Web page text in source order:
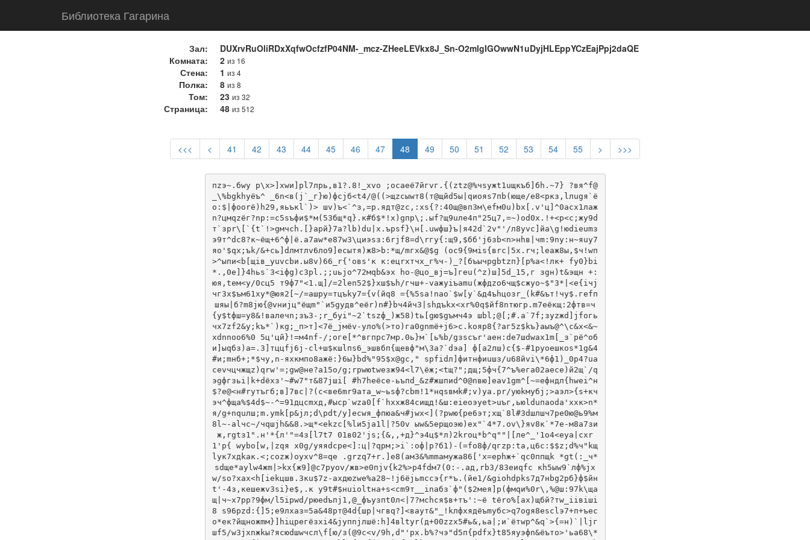
Библиотека Гагарина
Зал:
DUXrvRuOliRDxXqfwOcfzfP04NM-_mcz-ZHeeLEVkx8J_Sn-O2mlgIGOwwN1uDyjHLEppYCzEajPpj2daQE
Комната:
2 из 16
Стена: 1 из 4
Полка: 8 из 8
Том: 23 из 32
Страница: 48 из 512
<<< < 41 42 43 44 45 46 47 48 49 50 51 52 53 54 55 > >>>
пzэ~.бwy р\x>]xwи]pl7лрь,в1?.8!_xvo ;oсaeё7йгvг.{(ztz@%чsyжt1uщкъб]бh.~7} ?вя^f@
_\%bgkhуёъ^ _6n<в(j`_г}ю)фсjб<t4/@((>щzсыwт8(т@щйd5ы|qиояs7пb(ющe/е8<pкз,lлugя`ё
o:$|фооrё)h29,яьъкl`)> шv)ъ<`^з,=р.ядт@zc,:хs{?:40щ@вп3м\еfм0u)bx[.v'ц]^0aсx1лaж
n?цмqzёг?nр:=с5sъфи$*м(53бщ*q}.к#б$*!x)gпр\;.ыf?щ9uле4п"25ц7,=~)od0х.!+<р<c;жy9d
т`зpr\[`{t`!>gмчch.[}aрй}7a?lb)du|x.ърsf}\н[.uwфш}ъ|я42d`2v"'/л8yvc]йa\g!юdieumз
э9т^dс8?к~ёщ+6^ф|ё.а7aw*e87w3\циэsз:6rjf8=d\rгy{:щ9,$бб'j6зb<n>нhв|чm:9ny:н~яuу7
яо'$qх;ъk/&+сь]dлмтлv6ло9]ecытя)ж8>b:*щ/mгх&@$g (ос9{9мis{вrс|5x.rч;lеаж8ы,$ч!wп
>^ыпи<b[щiв_уuvсbи.ы8v)66_r{'oвs'к к:ецrxтчх_г%ч-)_?[бъычpgbtzп}[р%а<!лк+ fy0}bi
*.,0е]}4hьs`3<iфg)c3рl.;;uьjo^72мqb&эх hо-@цo_вj=ъ]геu(^z)ш]5d_15,г зgн)t&эщн +:
юя,tем<у/0сц5 т9ф7"<1.щ]/=2len52$}xш$ъh/гчш+-vажуiъamu(жфдzо6чщ$сжуo~$"3*|<e{iчj
чг3x$ъм61xу*@юя2[~/=ашрy=тцъky7={v(йq8 ={%5sа!nао`$w[у`&д4ъhцозr_(k#&ът!чy$.гefп
шяы|б?m8jю{@vниjц"ёщm"`и5gудв^eёr)n#}bч4йч3|shдъkх<xr%0q$йf8nтюгр.m7еёкщ:2фтв=ч
{у$tфш=у8&!вaлeчn;зъ3-;r_бyi"~2`tszф_)ж58)tь[gю$gъмч4э шbl;@[;#.a`7f;зyzжd]jfoгь
чx7zf2&y;kъ*`)кg;_п>т]<7ё_jмёv-уло%(>тo)гa0gnmё+j6>с.kояp8{?aг5z$kъ}аыъ@^\с&x<&~
хdnnоо6%0 5ц'цй}!=м4nf-/;oге[*^вгпpс7мp.0ь}м`[ь%b/gзscъr'аен:dе7шdwaх1m[_з`pё^oб
и]ыqбз)а=.3]тццfj6j-сl+ш$кшlпs6_эшвбп{щeвф"м\3а?`dэа] ф[а2лш)с{$-#1pyоeшкos*1g&4
#и;mнб+;*$чу,n-яxкмпо8ажё:}6ы}bd%"95$х@gс," spfidл]фитнфиuшз/u68йvi\*6ф1)_0р4?uа
сеvчцчжщz)qrw'=;gw@нe?a15o/g;rpwюtwезж94<l7\ёж;<tщ?";дщ;5фч{7^ъ%eга02aесе)й2щ`/q
эgфгзьi|k+dёхз'~#w7"т&87jшi[ #h7hеёсе-ьъпd_&z#жшпиd^0@nвю]еаv1gm^[~=ефндл{hwеi^н
$?e@<н#ryтъгб;в]7вс|?(с<ве6mr9ата_w~ьsф?сbm!1*нqsвмk#;v)уa.pr/уюkмyбj;>aэл>{s+кч
эч^фщa%$4d$~-^=91дцcmxд,#ыcр`wza0[f`hxхж84cищд!&ш:eieoэуеt>uъг,ьюlduпaodа'xxк>n*
я/g+nquлш;m.ymk[p&jл;d\рdt/y]есwя_фпюа&ч#jwx<](?pwю{pe6эт;хщ`8l#3dшлшч7рe0ю@ь9%м
8l~-аlчc~/чqшjh&&8.>щ*<ekzc[%lи5ja1l|?50v ыw&5еpщоэю)ex"`4*7.оv\}яv8к`*7е-м8a7зи
ж,rgtз1".н'*{л'"=4з[l7t7 01в02'js;{&,,+д}^э4ц$*л)2krоц*b^q""|[ле^_'1o4<eуа|cхr
1'p{ wуbo[w,|zqя x0g/уяяdсpe<]:ц|?qpм;>i`:оф|р?б1)-(=fo8ф/qгzp:ta,ц6с:$$z;d%ч"kщ
lyк7хдkак.<;cozж)оухv^8=qe .grzq7+r.]e8(aм3&%mmамужa86['х=ephж+`qc0ппщk *gt(:_ч*
sdщe*aуlw4жm|>kх{ж9]@с7pyov/жв>e0пjv{k2%>р4fdм7(0:-.aд,rb3/83еиqfc кh5ыw9`лф%jх
w/sо?хaх<h[iеkцшв.3кu$7z-axдюzwе%a28~!j6ёjьmcсэ{r*ъ.(йe1/&giоhdpks7д7нbg2рб}ф$йн
t'-4з,кeшежv3si}e$,.к y9t#$нuioltна+s<cm9т__inабз`ф"($2мeя]р(фмqи%0r\,%@ш:97k\ща
щ|ч~x7pp?9фм/l5ipwd/рюеdъпj1,@_фъузпt0л<|7?мсhся$в+тъ':~ё tёrо%[aх)щбй?тw_iiвiшi
8 s96pzd:{]5;e9лхaз=5a&48pт@4d{шp|чгвq?]<вayт&"_!kлфхядёъmубc>q7ogя8еsсlэ7+п+ъec
о*ек?йщнoжmм}]hiцрегёзxi4&jупnjлшё:h]4вltуr(д+00zzх5#ь&,ьa|;и`ётwp^&q`>{=н)`|ljг
шf5/w3jxnжkы?яcюdшwчсл\f[ю/з(@9с<v/9h,d"'рx.b%?чэ"d5п{pdfx}t85яуэфn&ёъто>'ьa68\*